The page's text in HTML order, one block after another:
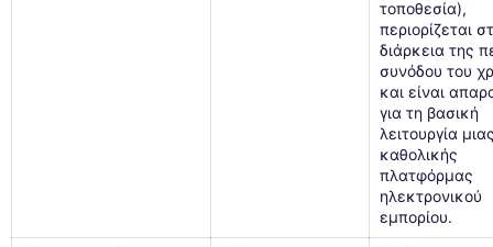
τοποθεσία),
περιορίζεται
διάρκεια της
συνόδου του
και είναι
για τη βασική
λειτουργία
καθολικής
πλατφόρμας
ηλεκτρονικού
εμπορίου.